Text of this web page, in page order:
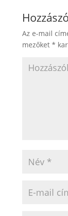
Az e-mail
mezőket *